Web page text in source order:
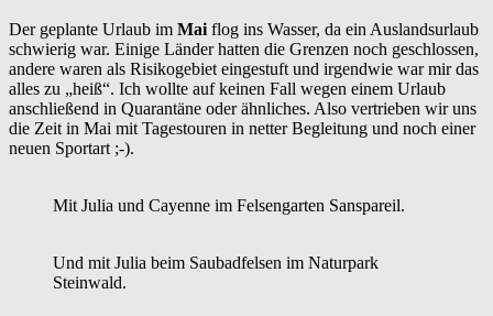
Der geplante Urlaub im Mai flog ins Wasser, da ein Auslandsurlaub
schwierig war. Einige Länder hatten die Grenzen noch geschlossen,
andere waren als Risikogebiet eingestuft und irgendwie war mir das
alles zu „heiß“. Ich wollte auf keinen Fall wegen einem Urlaub
anschließend in Quarantäne oder ähnliches. Also vertrieben wir uns
die Zeit in Mai mit Tagestouren in netter Begleitung und noch einer
neuen Sportart ;-).
Mit Julia und Cayenne im Felsengarten Sanspareil.
Und mit Julia beim Saubadfelsen im Naturpark
Steinwald.